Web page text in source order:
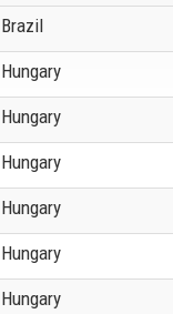
Brazil
Hungary
Hungary
Hungary
Hungary
Hungary
Hungary